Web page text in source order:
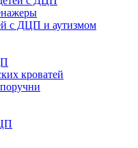
с ДЦП и аутизмом
кроватей